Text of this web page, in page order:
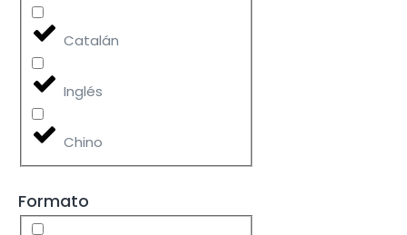
Catalán
Inglés
Chino
Formato